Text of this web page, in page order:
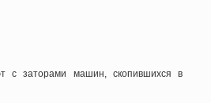
с заторами машин, скопившихся в